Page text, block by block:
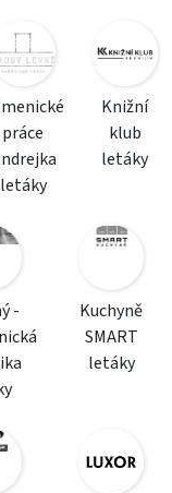
práce
letáky
Knižní
klub
letáky
-
Kuchyně
SMART
letáky